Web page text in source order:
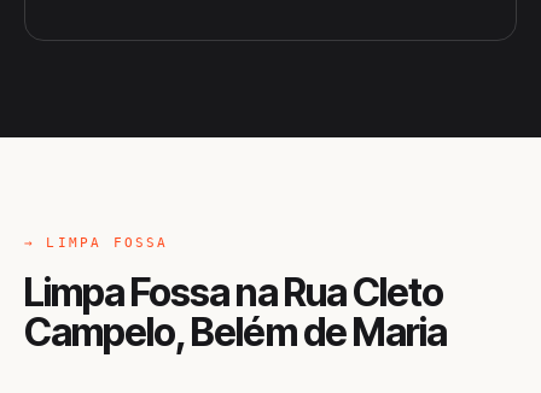
→ LIMPA FOSSA
Limpa Fossa na Rua Cleto
Campelo, Belém de Maria